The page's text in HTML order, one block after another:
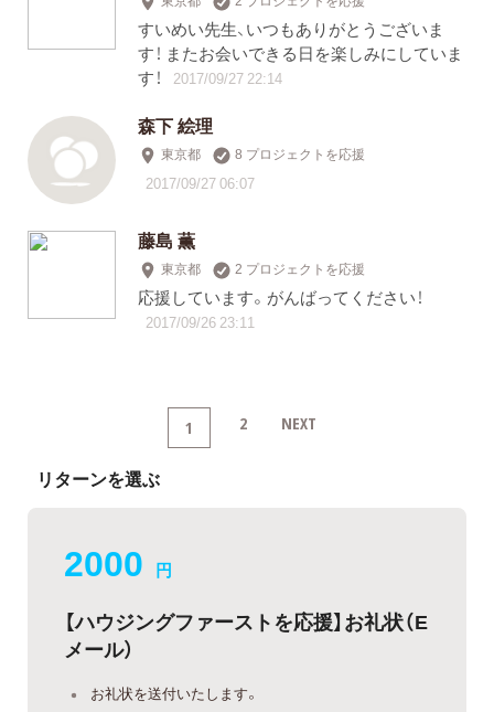
すいめい先生、いつもありがとうございま
す！ またお会いできる日を楽しみにしていま
す！
2017/09/27 22:14
森下 絵理
東京都 8 プロジェクトを応援
2017/09/27 06:07
藤島 薫
東京都 2 プロジェクトを応援
応援しています。がんばってください！
2017/09/26 23:11
1 2 NEXT
リターンを選ぶ
2000 円
【ハウジングファーストを応援】お礼状（E
メール）
お礼状を送付いたします。